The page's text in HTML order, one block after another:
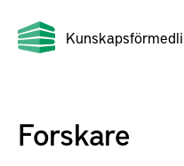
Forskare